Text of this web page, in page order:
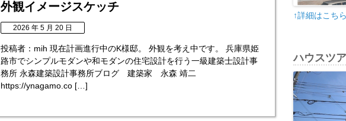
外観イメージスケッチ
2026 年 5 月 20 日
投稿者：mih 現在計画進行中のK様邸。 外観を考え中です。 兵庫県姫
路市でシンプルモダンや和モダンの住宅設計を行う一級建築士設計事
務所 永森建築設計事務所ブログ 建築家 永森 靖二
https://ynagamo.co […]
↑詳細はこち
ハウスツ